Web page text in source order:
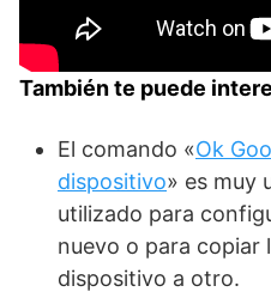
También te puede
El comando «Ok
dispositivo» es muy
utilizado para
nuevo o para copiar
dispositivo a otro.